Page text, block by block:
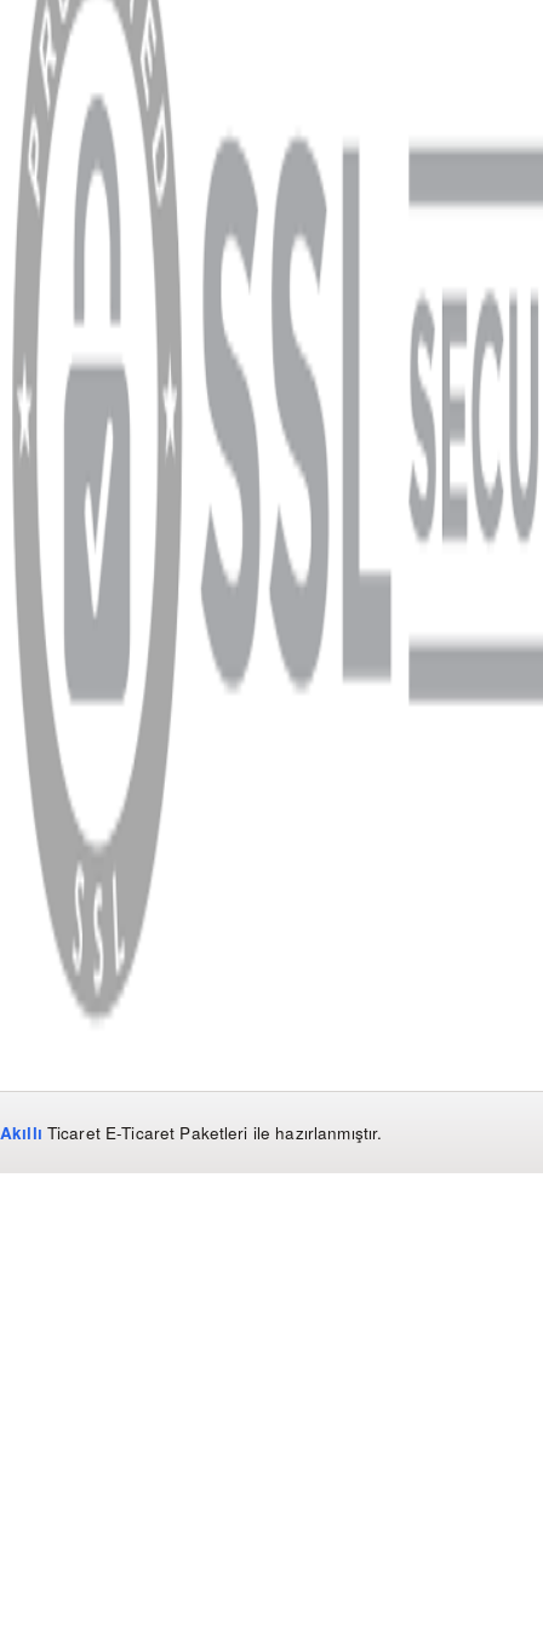
Hesabım
Sipariş Sorgulama
Banka Hesap Bilgileri
YARDIM VE DESTEK
Ödeme ve Teslimat Şartları
Garanti ve İade Şartları
info@dukkanhifi.com
0850 441 40 44
info@dukkanhifi.com 0850 441 40 44
Çalışma Saatleri: Pazartesi - Cuma 09:30 - 19:30, Cumartesi 10:00 - 18:00
WhatsApp Facebook
Copyright
2026 Dükkan Hifi
Akıllı Ticaret E-Ticaret Paketleri ile hazırlanmıştır.